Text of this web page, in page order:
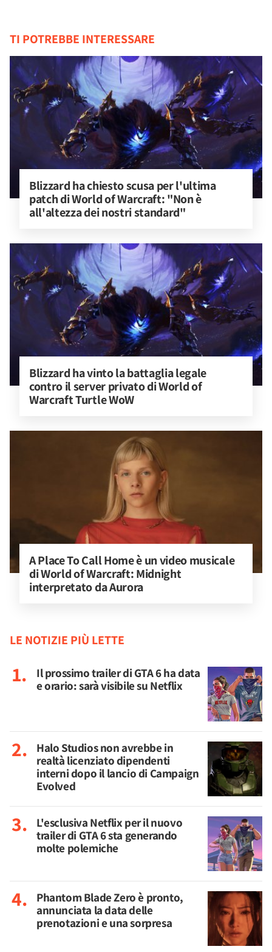
TI POTREBBE INTERESSARE
Blizzard ha chiesto scusa per l'ultima
patch di World of Warcraft: "Non è
all'altezza dei nostri standard"
Blizzard ha vinto la battaglia legale
contro il server privato di World of
Warcraft Turtle WoW
A Place To Call Home è un video musicale
di World of Warcraft: Midnight
interpretato da Aurora
LE NOTIZIE PIÙ LETTE
Il prossimo trailer di GTA 6 ha data
e orario: sarà visibile su Netflix
Halo Studios non avrebbe in
realtà licenziato dipendenti
interni dopo il lancio di Campaign
Evolved
L'esclusiva Netflix per il nuovo
trailer di GTA 6 sta generando
molte polemiche
Phantom Blade Zero è pronto,
annunciata la data delle
prenotazioni e una sorpresa